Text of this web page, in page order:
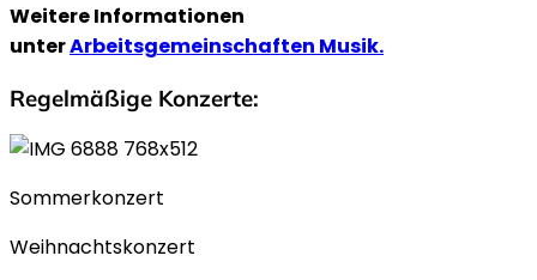
Weitere Informationen
unterArbeitsgemeinschaften Musik.
Regelmäßige Konzerte:
Sommerkonzert
Weihnachtskonzert